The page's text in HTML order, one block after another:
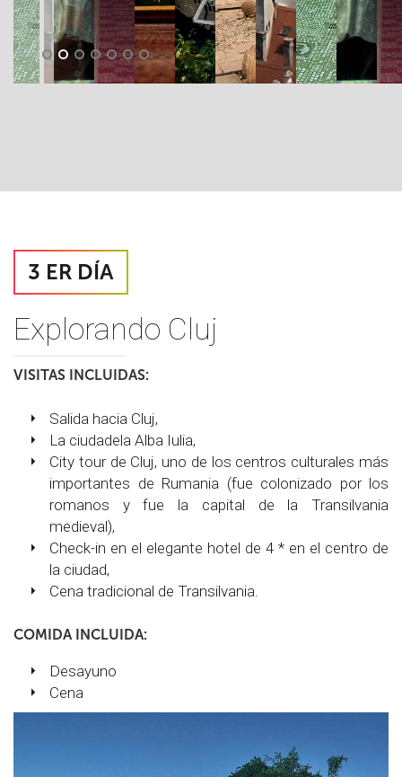
3 ER DÍA
Explorando Cluj
VISITAS INCLUIDAS:
Salida hacia Cluj,
La ciudadela Alba Iulia,
City tour de Cluj, uno de los centros culturales más
importantes de Rumania (fue colonizado por los
romanos y fue la capital de la Transilvania
medieval),
Check-in en el elegante hotel de 4 * en el centro de
la ciudad,
Cena tradicional de Transilvania.
COMIDA INCLUIDA:
Desayuno
Cena